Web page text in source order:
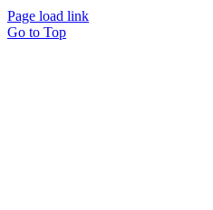
Page load link
Go to Top